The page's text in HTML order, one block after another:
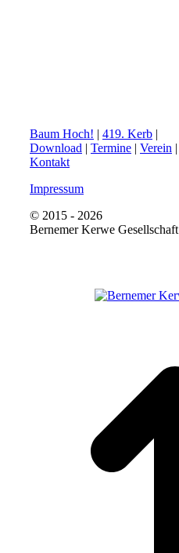
Baum Hoch! | 419. Kerb |
Download | Termine | Verein |
Kontakt
Impressum
© 2015 - 2026
Bernemer Kerwe Gesellschaft